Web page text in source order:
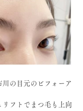
の目元のビフォーア
フトでまつ毛も上向